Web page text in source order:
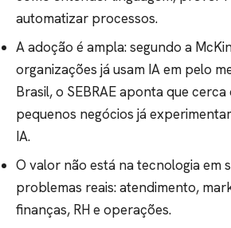
automatizar processos.
A adoção é ampla: segundo a
organizações já usam IA em pelo
Brasil, o SEBRAE aponta que cerca
pequenos negócios já
IA.
O valor não está na tecnologia em
problemas reais: atendimento,
finanças, RH e operações.